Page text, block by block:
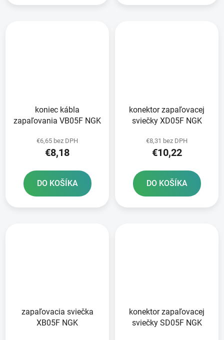
koniec kábla
zapaľovania VB05F NGK
€6,65 bez DPH
€8,18
DO KOŠÍKA
konektor zapaľovacej
sviečky XD05F NGK
€8,31 bez DPH
€10,22
DO KOŠÍKA
zapaľovacia sviečka
XB05F NGK
konektor zapaľovacej
sviečky SD05F NGK